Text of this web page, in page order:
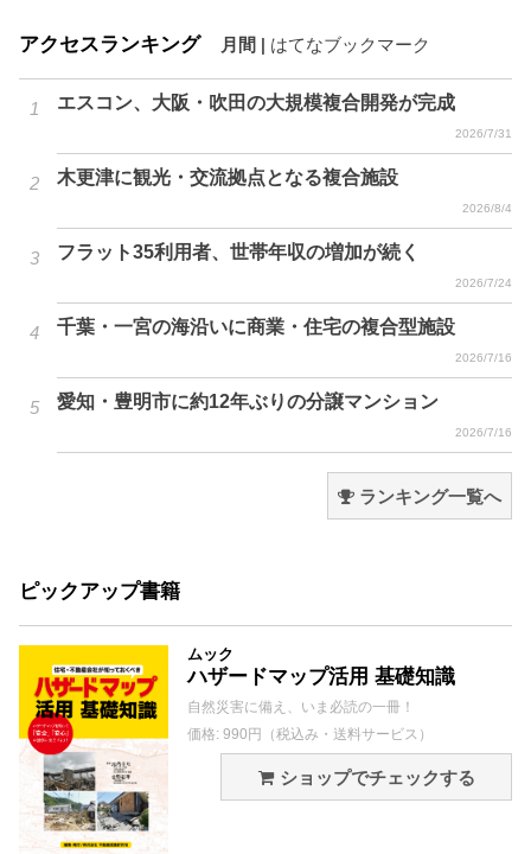
アクセスランキング 月間 はてなブックマーク
エスコン、大阪・吹田の大規模複合開発が完成
2026/7/31
木更津に観光・交流拠点となる複合施設
2026/8/4
フラット35利用者、世帯年収の増加が続く
2026/7/24
千葉・一宮の海沿いに商業・住宅の複合型施設
2026/7/16
愛知・豊明市に約12年ぶりの分譲マンション
2026/7/16
ランキング一覧へ
ピックアップ書籍
ムック
ハザードマップ活用 基礎知識
自然災害に備え、いま必読の一冊！
価格: 990円（税込み・送料サービス）
ショップでチェックする